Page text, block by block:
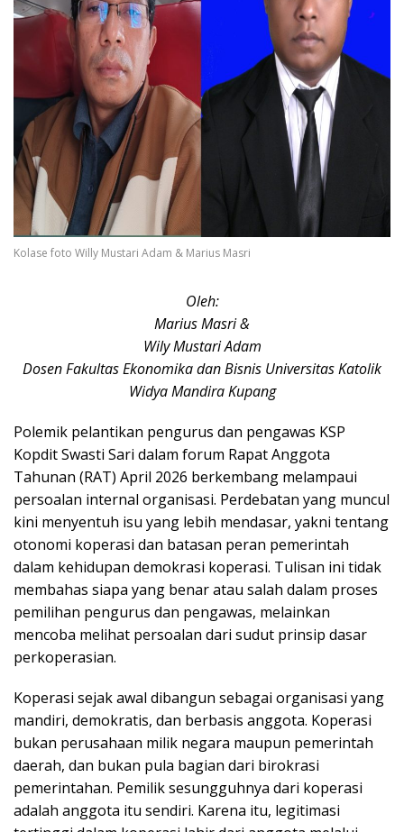
Kolase foto Willy Mustari Adam & Marius Masri
Oleh:
Marius Masri &
Wily Mustari Adam
Dosen Fakultas Ekonomika dan Bisnis Universitas Katolik
Widya Mandira Kupang
Polemik pelantikan pengurus dan pengawas KSP
Kopdit Swasti Sari dalam forum Rapat Anggota
Tahunan (RAT) April 2026 berkembang melampaui
persoalan internal organisasi. Perdebatan yang muncul
kini menyentuh isu yang lebih mendasar, yakni tentang
otonomi koperasi dan batasan peran pemerintah
dalam kehidupan demokrasi koperasi. Tulisan ini tidak
membahas siapa yang benar atau salah dalam proses
pemilihan pengurus dan pengawas, melainkan
mencoba melihat persoalan dari sudut prinsip dasar
perkoperasian.
Koperasi sejak awal dibangun sebagai organisasi yang
mandiri, demokratis, dan berbasis anggota. Koperasi
bukan perusahaan milik negara maupun pemerintah
daerah, dan bukan pula bagian dari birokrasi
pemerintahan. Pemilik sesungguhnya dari koperasi
adalah anggota itu sendiri. Karena itu, legitimasi